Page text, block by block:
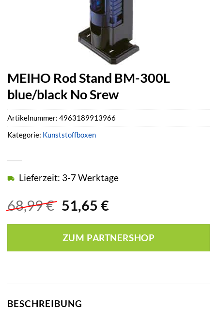
MEIHO Rod Stand BM-300L
blue/black No Srew
68,99€ Ursprünglicher
war:
68,99 €
51,65 €Aktueller
ist:
51,65 €.
Lieferzeit: 3-7 Werktage
ZUM PARTNERSHOP
Artikelnummer: 4963189913966
Kategorie: Kunststoffboxen
BESCHREIBUNG